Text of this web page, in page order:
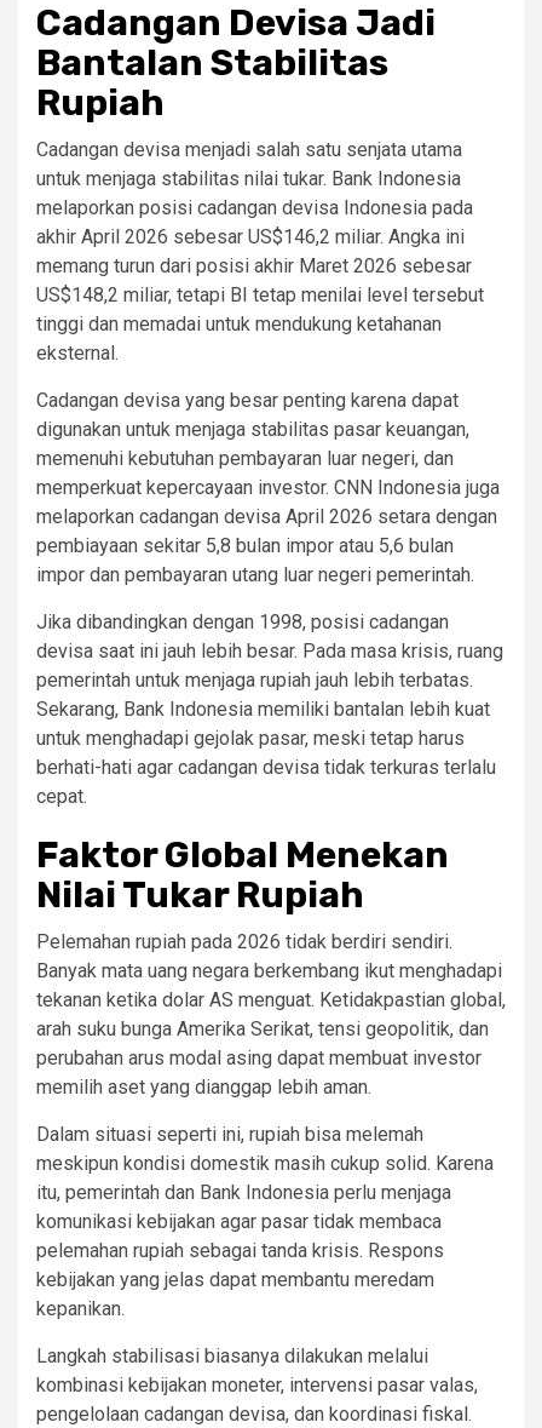
Cadangan Devisa Jadi
Bantalan Stabilitas
Rupiah
Cadangan devisa menjadi salah satu senjata utama
untuk menjaga stabilitas nilai tukar. Bank Indonesia
melaporkan posisi cadangan devisa Indonesia pada
akhir April 2026 sebesar US$146,2 miliar. Angka ini
memang turun dari posisi akhir Maret 2026 sebesar
US$148,2 miliar, tetapi BI tetap menilai level tersebut
tinggi dan memadai untuk mendukung ketahanan
eksternal.
Cadangan devisa yang besar penting karena dapat
digunakan untuk menjaga stabilitas pasar keuangan,
memenuhi kebutuhan pembayaran luar negeri, dan
memperkuat kepercayaan investor. CNN Indonesia juga
melaporkan cadangan devisa April 2026 setara dengan
pembiayaan sekitar 5,8 bulan impor atau 5,6 bulan
impor dan pembayaran utang luar negeri pemerintah.
Jika dibandingkan dengan 1998, posisi cadangan
devisa saat ini jauh lebih besar. Pada masa krisis, ruang
pemerintah untuk menjaga rupiah jauh lebih terbatas.
Sekarang, Bank Indonesia memiliki bantalan lebih kuat
untuk menghadapi gejolak pasar, meski tetap harus
berhati-hati agar cadangan devisa tidak terkuras terlalu
cepat.
Faktor Global Menekan
Nilai Tukar Rupiah
Pelemahan rupiah pada 2026 tidak berdiri sendiri.
Banyak mata uang negara berkembang ikut menghadapi
tekanan ketika dolar AS menguat. Ketidakpastian global,
arah suku bunga Amerika Serikat, tensi geopolitik, dan
perubahan arus modal asing dapat membuat investor
memilih aset yang dianggap lebih aman.
Dalam situasi seperti ini, rupiah bisa melemah
meskipun kondisi domestik masih cukup solid. Karena
itu, pemerintah dan Bank Indonesia perlu menjaga
komunikasi kebijakan agar pasar tidak membaca
pelemahan rupiah sebagai tanda krisis. Respons
kebijakan yang jelas dapat membantu meredam
kepanikan.
Langkah stabilisasi biasanya dilakukan melalui
kombinasi kebijakan moneter, intervensi pasar valas,
pengelolaan cadangan devisa, dan koordinasi fiskal.